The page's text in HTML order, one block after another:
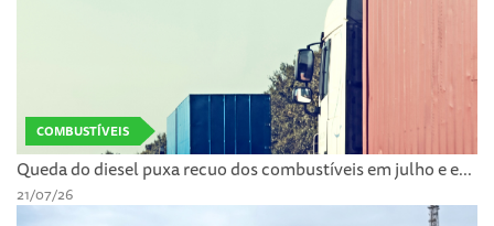
COMBUSTÍVEIS
Queda do diesel puxa recuo dos combustíveis em julho e e...
21/07/26